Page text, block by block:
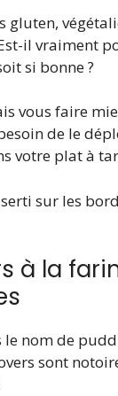
gluten,
il vraiment
si bonne ?
vous faire
de le
votre plat à
sur les
à la
le nom de
sont